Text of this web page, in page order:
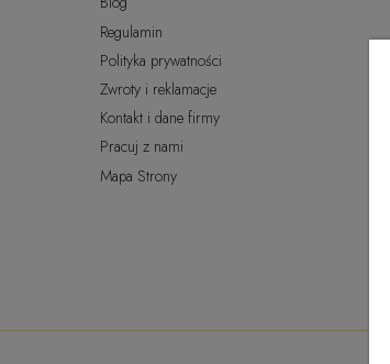
Regulamin
Polityka prywatności
Zwroty i reklamacje
Kontakt i dane firmy
Pracuj z nami
Mapa Strony